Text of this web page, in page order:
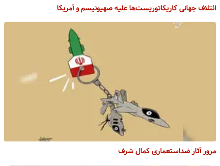
ائتلاف جهانی کاریکاتوریست‌ها علیه صهیونیسم و آمریکا
مرور آثار ضداستعماری کمال شرف